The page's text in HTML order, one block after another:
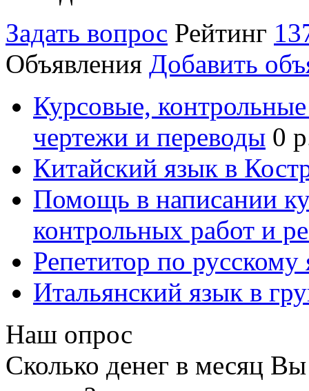
Задать вопрос Рейтинг
Объявления Добавить
Курсовые,
чертежи и переводы 0
Китайский язык в
Помощь в написании
контрольных работ и
Репетитор по русскому
Итальянский язык в
Наш опрос
Сколько денег в месяц